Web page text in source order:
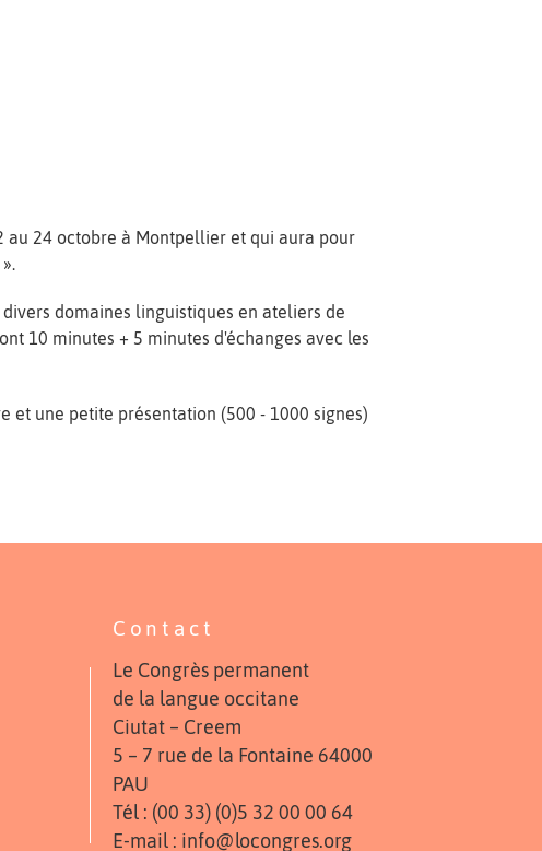
au 24 octobre à Montpellier et qui aura pour
domaines linguistiques en ateliers de
10 minutes + 5 minutes d'échanges avec les
et une petite présentation (500 - 1000 signes)
Contact
Le Congrès permanent
de la langue occitane
Ciutat – Creem
5 – 7 rue de la Fontaine 64000
PAU
Tél : (00 33) (0)5 32 00 00 64
E-mail : info@locongres.org